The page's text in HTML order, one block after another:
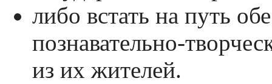
либо встать на путь
познавательно-
из их жителей.